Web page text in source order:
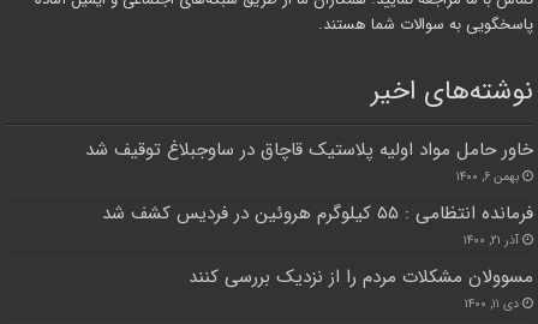
پاسخگویی به سوالات شما هستند.
نوشته‌های اخیر
خاور حامل مواد اولیه پلاستیک قاچاق در ساوجبلاغ توقیف شد
بهمن ۶, ۱۴۰۰
فرمانده انتظامی : ۵۵ کیلوگرم هروئین در فردیس کشف شد
آذر ۲۱, ۱۴۰۰
مسوولان مشکلات مردم را از نزدیک بررسی کنند
دی ۱۱, ۱۴۰۰